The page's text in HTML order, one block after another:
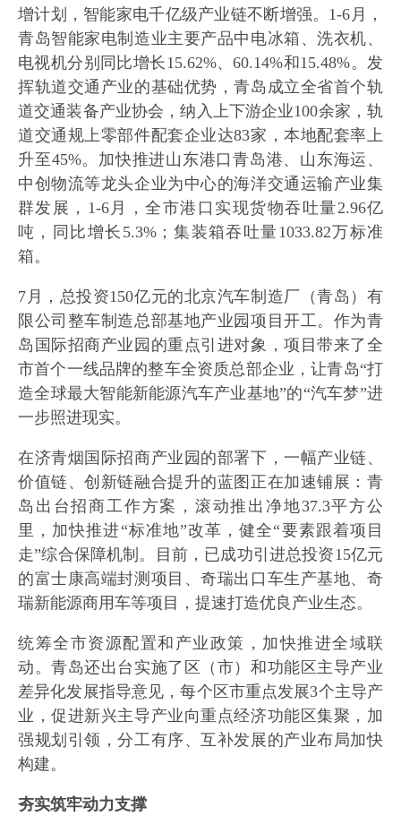
增计划，智能家电千亿级产业链不断增强。1-6月，
青岛智能家电制造业主要产品中电冰箱、洗衣机、
电视机分别同比增长15.62%、60.14%和15.48%。发
挥轨道交通产业的基础优势，青岛成立全省首个轨
道交通装备产业协会，纳入上下游企业100余家，轨
道交通规上零部件配套企业达83家，本地配套率上
升至45%。加快推进山东港口青岛港、山东海运、
中创物流等龙头企业为中心的海洋交通运输产业集
群发展，1-6月，全市港口实现货物吞吐量2.96亿
吨，同比增长5.3%；集装箱吞吐量1033.82万标准
箱。
7月，总投资150亿元的北京汽车制造厂（青岛）有
限公司整车制造总部基地产业园项目开工。作为青
岛国际招商产业园的重点引进对象，项目带来了全
市首个一线品牌的整车全资质总部企业，让青岛“打
造全球最大智能新能源汽车产业基地”的“汽车梦”进
一步照进现实。
在济青烟国际招商产业园的部署下，一幅产业链、
价值链、创新链融合提升的蓝图正在加速铺展：青
岛出台招商工作方案，滚动推出净地37.3平方公
里，加快推进“标准地”改革，健全“要素跟着项目
走”综合保障机制。目前，已成功引进总投资15亿元
的富士康高端封测项目、奇瑞出口车生产基地、奇
瑞新能源商用车等项目，提速打造优良产业生态。
统筹全市资源配置和产业政策，加快推进全域联
动。青岛还出台实施了区（市）和功能区主导产业
差异化发展指导意见，每个区市重点发展3个主导产
业，促进新兴主导产业向重点经济功能区集聚，加
强规划引领，分工有序、互补发展的产业布局加快
构建。
夯实筑牢动力支撑